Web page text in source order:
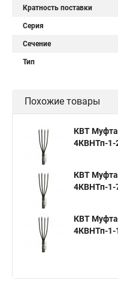
Кратность поставки
Серия
Сечение
Тип
Похожие товары
КВТ
4КВНТп-1-
КВТ
4КВНТп-1-
КВТ
4КВНТп-1-